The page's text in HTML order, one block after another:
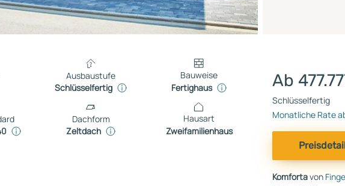
Ausbaustufe
Schlüsselfertig
Bauweise
Fertighaus
Dachform
Zeltdach
Hausart
Zweifamilienhaus
Ab
Schlüsselfertig
Monatliche Rate
Komfortavon